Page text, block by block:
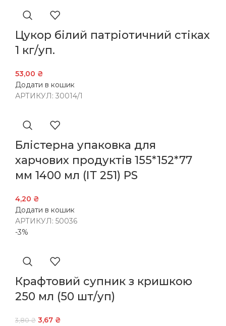
Цукор білий патріотичний стіках
1 кг/уп.
53,00 ₴
Додати в кошик
АРТИКУЛ: 30014/1
Блістерна упаковка для
харчових продуктів 155*152*77
мм 1400 мл (ІТ 251) PS
4,20 ₴
Додати в кошик
АРТИКУЛ: 50036
-3%
Крафтовий супник з кришкою
250 мл (50 шт/уп)
3,80₴ 3,67 ₴